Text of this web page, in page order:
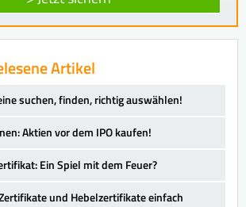
Artikel
suchen, finden, richtig auswählen!
Aktien vor dem IPO kaufen!
Ein Spiel mit dem Feuer?
und Hebelzertifikate einfach